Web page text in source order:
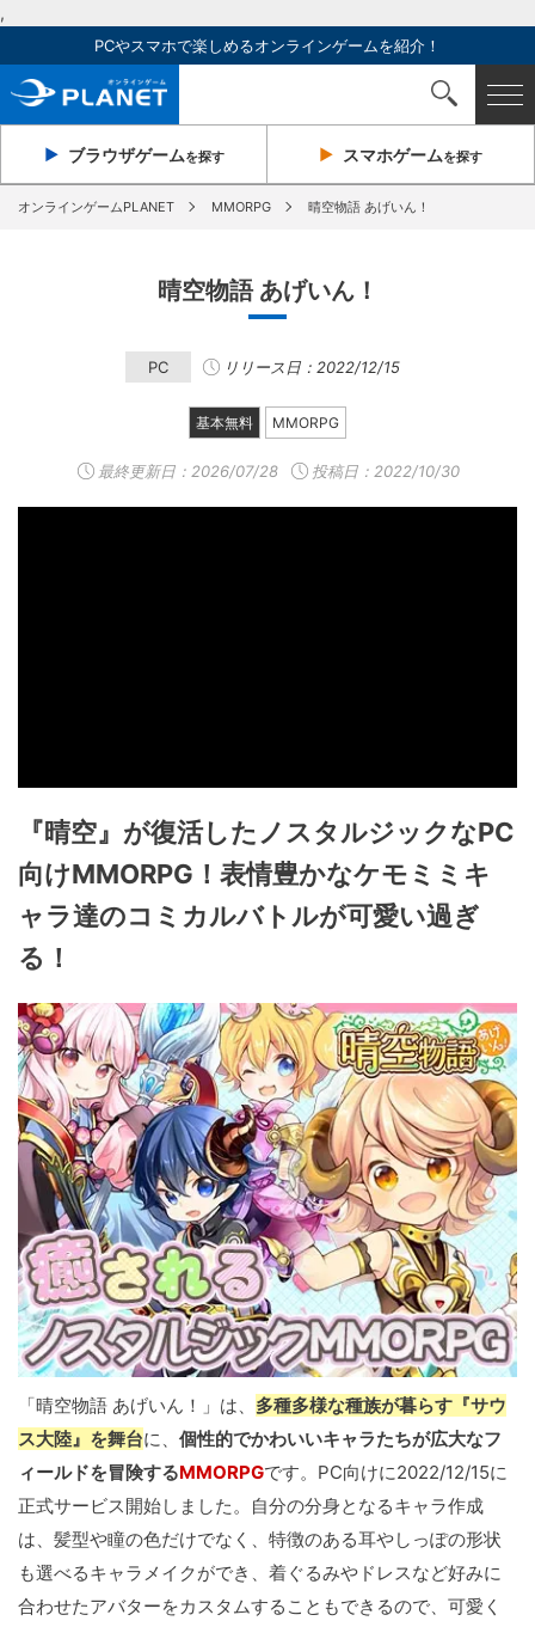
,
PCやスマホで楽しめるオンラインゲームを紹介！
ブラウザゲームを探す スマホゲームを探す
オンラインゲームPLANET MMORPG 晴空物語 あげいん！
晴空物語 あげいん！
PC リリース日：2022/12/15
基本無料 MMORPG
最終更新日： 2026/07/28 投稿日：2022/10/30
『晴空』が復活したノスタルジックなPC
向けMMORPG！表情豊かなケモミミキ
ャラ達のコミカルバトルが可愛い過ぎ
る！
「晴空物語 あげいん！」は、 多種多様な種族が暮らす『サウ
ス大陸』を舞台に、 個性的でかわいいキャラたちが広大なフ
ィールドを冒険するMMORPGです。PC向けに2022/12/15に
正式サービス開始しました。自分の分身となるキャラ作成
は、髪型や瞳の色だけでなく、特徴のある耳やしっぽの形状
も選べるキャラメイクができ、着ぐるみやドレスなど好みに
合わせたアバターをカスタムすることもできるので、可愛く